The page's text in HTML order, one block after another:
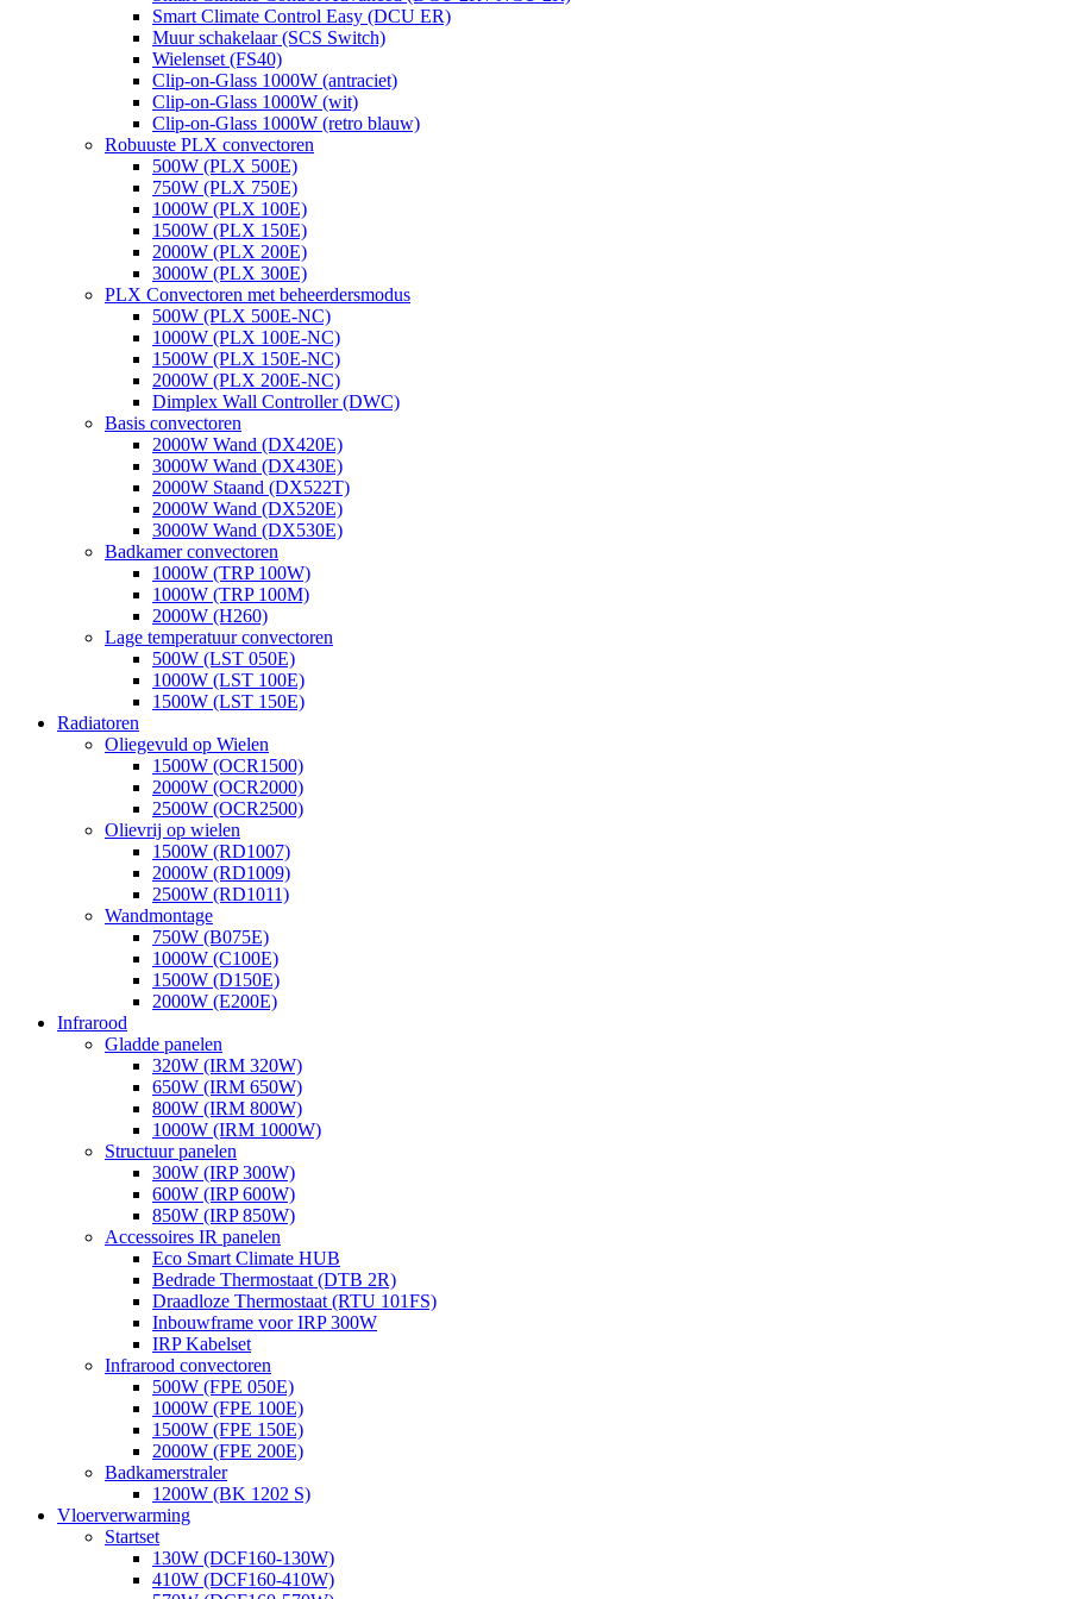
Smart Climate Control Easy (DCU ER)
Muur schakelaar (SCS Switch)
Wielenset (FS40)
Clip-on-Glass 1000W (antraciet)
Clip-on-Glass 1000W (wit)
Clip-on-Glass 1000W (retro blauw)
Robuuste PLX convectoren
500W (PLX 500E)
750W (PLX 750E)
1000W (PLX 100E)
1500W (PLX 150E)
2000W (PLX 200E)
3000W (PLX 300E)
PLX Convectoren met beheerdersmodus
500W (PLX 500E-NC)
1000W (PLX 100E-NC)
1500W (PLX 150E-NC)
2000W (PLX 200E-NC)
Dimplex Wall Controller (DWC)
Basis convectoren
2000W Wand (DX420E)
3000W Wand (DX430E)
2000W Staand (DX522T)
2000W Wand (DX520E)
3000W Wand (DX530E)
Badkamer convectoren
1000W (TRP 100W)
1000W (TRP 100M)
2000W (H260)
Lage temperatuur convectoren
500W (LST 050E)
1000W (LST 100E)
1500W (LST 150E)
Radiatoren
Oliegevuld op Wielen
1500W (OCR1500)
2000W (OCR2000)
2500W (OCR2500)
Olievrij op wielen
1500W (RD1007)
2000W (RD1009)
2500W (RD1011)
Wandmontage
750W (B075E)
1000W (C100E)
1500W (D150E)
2000W (E200E)
Infrarood
Gladde panelen
320W (IRM 320W)
650W (IRM 650W)
800W (IRM 800W)
1000W (IRM 1000W)
Structuur panelen
300W (IRP 300W)
600W (IRP 600W)
850W (IRP 850W)
Accessoires IR panelen
Eco Smart Climate HUB
Bedrade Thermostaat (DTB 2R)
Draadloze Thermostaat (RTU 101FS)
Inbouwframe voor IRP 300W
IRP Kabelset
Infrarood convectoren
500W (FPE 050E)
1000W (FPE 100E)
1500W (FPE 150E)
2000W (FPE 200E)
Badkamerstraler
1200W (BK 1202 S)
Vloerverwarming
Startset
130W (DCF160-130W)
410W (DCF160-410W)